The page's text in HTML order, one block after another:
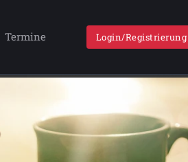
Termine Login/Registrierung